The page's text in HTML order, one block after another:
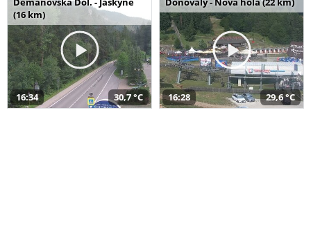
(16 km)
16:34 30,7 °C 16:28 29,6 °C